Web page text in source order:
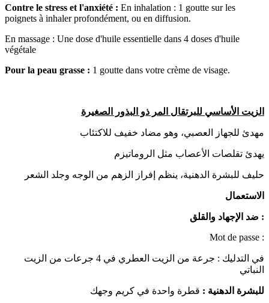
Contre le stress et l'anxiété : En inhalation : 1 goutte sur les
poignets à inhaler profondément, ou en diffusion.
En massage : Une dose d'huile essentielle dans 4 doses d'huile
végétale
Pour la peau grasse : 1 goutte dans votre crème de visage.
الزيت الأساسي للبرتقال المر ذو البذور الصغيرة
مهدئ للجهاز العصبي، وهو مضاد خفيف للاكتئاب
يهدئ تقلصات الأعصاب مثل الروماتيزم
حليف للبشرة الدهنية، ينظم إفراز الزهم من الوجه وجلد الشعر
الاستعمال
ضد الإجهاد والقلق :
Mot de passe :
في التدليك : جرعة من الزيت العطري في 4 جرعات من الزيت
النباتي
للبشرة الدهنية : قطرة واحدة في كريم وجهك